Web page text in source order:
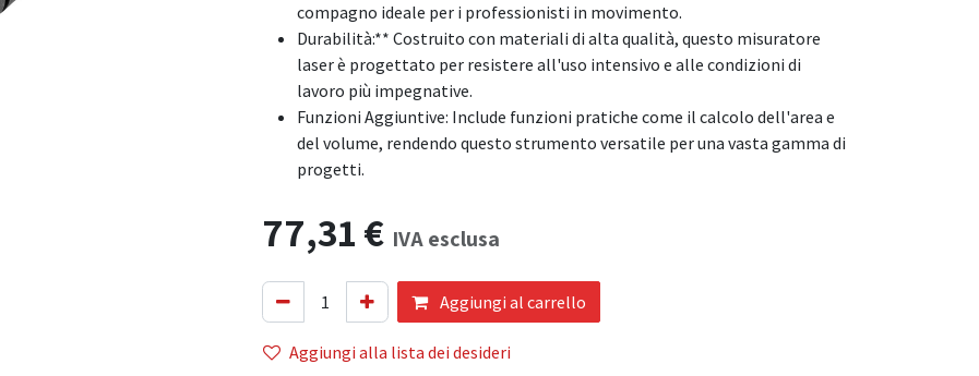
compagno ideale per i professionisti in movimento.
Durabilità:** Costruito con materiali di alta qualità, questo misuratore
laser è progettato per resistere all'uso intensivo e alle condizioni di
lavoro più impegnative.
Funzioni Aggiuntive: Include funzioni pratiche come il calcolo dell'area e
del volume, rendendo questo strumento versatile per una vasta gamma di
progetti.
77,31€ IVA esclusa
Aggiungi al carrello
Aggiungi alla lista dei desideri